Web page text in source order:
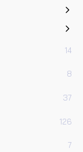
14
8
37
126
7